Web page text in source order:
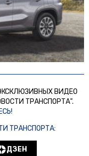
ВИДЕО
ТРАНСПОРТА".
ТРАНСПОРТА:
ДЗЕН